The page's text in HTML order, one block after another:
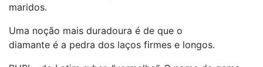
maridos.
Uma noção mais duradoura é de que o
diamante é a pedra dos laços firmes e longos.